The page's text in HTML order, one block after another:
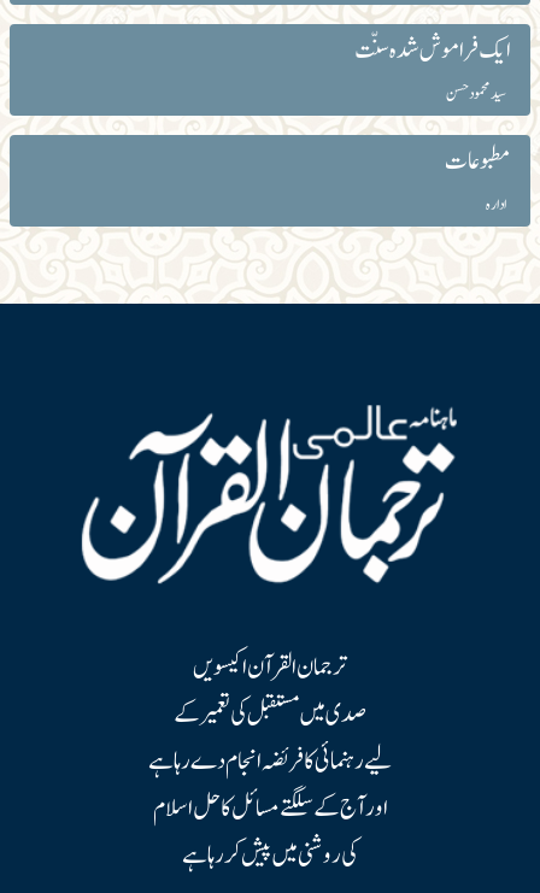
ایک فراموش شدہ سنّت
سید محمود حسن
مطبوعات
ادارہ
ترجمان القرآن اکیسویں
صدی میں مستقبل کی تعمیر کے
لیے رہنمائی کا فریضہ انجام دے رہا ہے
اور آج کے سلگتے مسائل کا حل اسلام
کی روشنی میں پیش کر رہا ہے